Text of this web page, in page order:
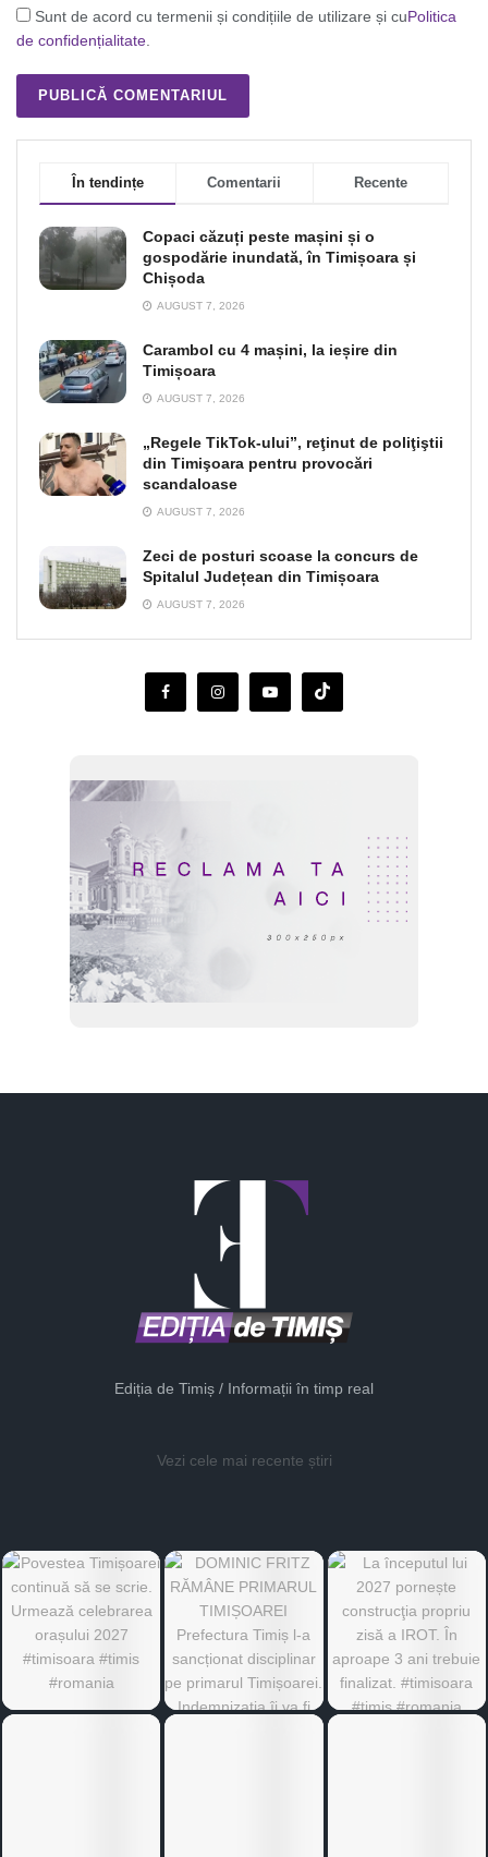
Sunt de acord cu termenii și condițiile de utilizare și cuPolitica
de confidențialitate.
În tendințe Comentarii Recente
Copaci căzuți peste mașini și o
gospodărie inundată, în Timișoara și
Chișoda
AUGUST 7, 2026
Carambol cu 4 mașini, la ieșire din
Timișoara
AUGUST 7, 2026
„Regele TikTok-ului”, reţinut de poliţiştii
din Timişoara pentru provocări
scandaloase
AUGUST 7, 2026
Zeci de posturi scoase la concurs de
Spitalul Județean din Timișoara
AUGUST 7, 2026
Ediția de Timiș / Informații în timp real
Vezi cele mai recente știri